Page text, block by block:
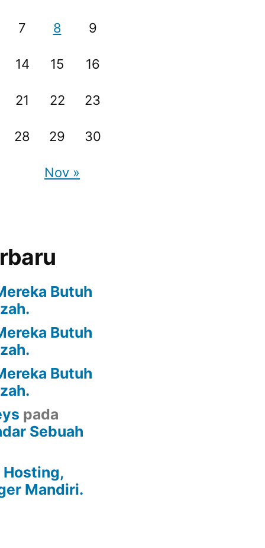
7 8 9
14 15 16
21 22 23
28 29 30
Nov »
Butuh
Butuh
Butuh
pada
Sebuah
Hosting,
Mandiri.